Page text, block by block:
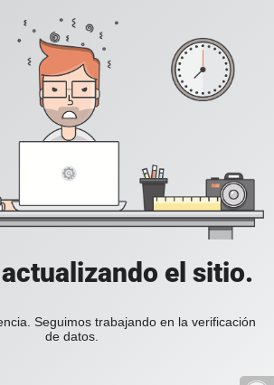
el sitio.
Seguimos trabajando en la verificación
de datos.